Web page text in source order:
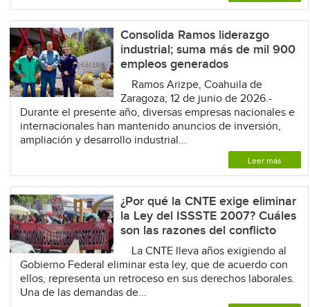
Consolida Ramos liderazgo
industrial; suma más de mil 900
empleos generados
Ramos Arizpe, Coahuila de
Zaragoza; 12 de junio de 2026.-
Durante el presente año, diversas empresas nacionales e
internacionales han mantenido anuncios de inversión,
ampliación y desarrollo industrial...
Leer más
¿Por qué la CNTE exige eliminar
la Ley del ISSSTE 2007? Cuáles
son las razones del conflicto
La CNTE lleva años exigiendo al
Gobierno Federal eliminar esta ley, que de acuerdo con
ellos, representa un retroceso en sus derechos laborales.
Una de las demandas de...